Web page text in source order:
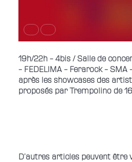
19h/22h – 4bis / Salle de
– FEDELIMA – Ferarock – SMA
après les showcases des
proposés par Trempolino de
D’autres articles peuvent être